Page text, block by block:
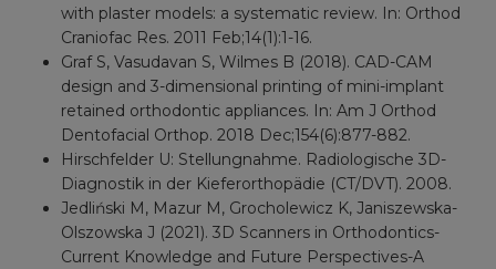
with plaster models: a systematic review. In: Orthod
Craniofac Res. 2011 Feb;14(1):1-16.
Graf S, Vasudavan S, Wilmes B (2018). CAD-CAM
design and 3-dimensional printing of mini-implant
retained orthodontic appliances. In: Am J Orthod
Dentofacial Orthop. 2018 Dec;154(6):877-882.
Hirschfelder U: Stellungnahme. Radiologische 3D-
Diagnostik in der Kieferorthopädie (CT/DVT). 2008.
Jedliński M, Mazur M, Grocholewicz K, Janiszewska-
Olszowska J (2021). 3D Scanners in Orthodontics-
Current Knowledge and Future Perspectives-A